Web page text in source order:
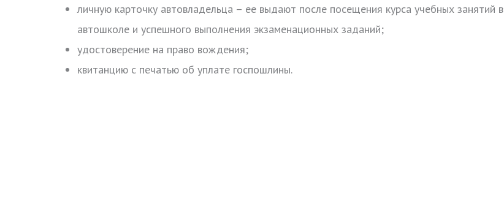
личную карточку автовладельца – ее выдают после посещения курса учебных занятий в
автошколе и успешного выполнения экзаменационных заданий;
удостоверение на право вождения;
квитанцию с печатью об уплате госпошлины.